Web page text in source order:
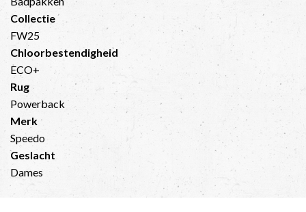
Collectie
FW25
Chloorbestendigheid
ECO+
Rug
Powerback
Merk
Speedo
Geslacht
Dames